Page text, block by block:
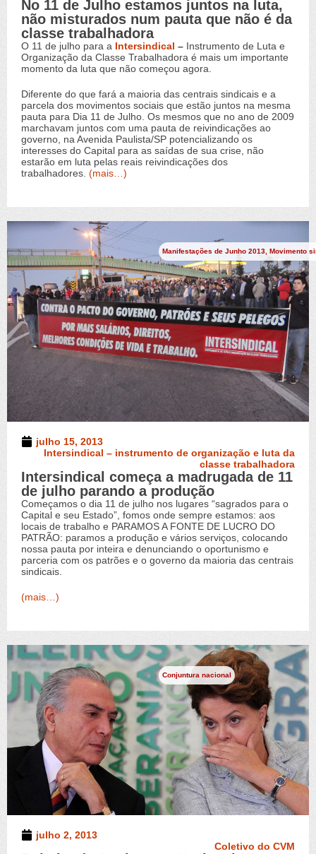
No 11 de Julho estamos juntos na luta,
não misturados num pauta que não é da
classe trabalhadora
O 11 de julho para a Intersindical – Instrumento de Luta e
Organização da Classe Trabalhadora é mais um importante
momento da luta que não começou agora.
Diferente do que fará a maioria das centrais sindicais e a
parcela dos movimentos sociais que estão juntos na mesma
pauta para Dia 11 de Julho. Os mesmos que no ano de 2009
marchavam juntos com uma pauta de reivindicações ao
governo, na Avenida Paulista/SP potencializando os
interesses do Capital para as saídas de sua crise, não
estarão em luta pelas reais reivindicações dos
trabalhadores. (mais…)
Manifestações de Junho 2013, Movimento
julho 15, 2013
Intersindical – instrumento de organização e luta da
classe trabalhadora
Intersindical começa a madrugada de 11
de julho parando a produção
Começamos o dia 11 de julho nos lugares “sagrados para o
Capital e seu Estado”, fomos onde sempre estamos: aos
locais de trabalho e PARAMOS A FONTE DE LUCRO DO
PATRÃO: paramos a produção e vários serviços, colocando
nossa pauta por inteira e denunciando o oportunismo e
parceria com os patrões e o governo da maioria das centrais
sindicais.
(mais…)
Conjuntura nacional
julho 2, 2013
Coletivo do CVM